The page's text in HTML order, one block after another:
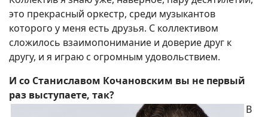
это прекрасный оркестр, среди музыкантов
которого у меня есть друзья. С коллективом
сложилось взаимопонимание и доверие друг к
другу, и я играю с огромным удовольствием.
И со Станиславом Кочановским вы не первый
раз выступаете, так?
В